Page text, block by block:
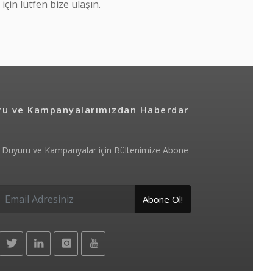
lütfen bize ulaşın.
ve Kampanyalarımızdan Haberdar
ve Kampanyalar için Bültenimize Abone
Abone Ol!